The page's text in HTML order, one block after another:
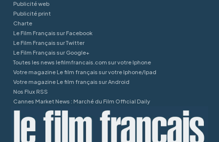
Publicité web
Publicité print
Charte
Le Film Français sur Facebook
Le Film Français sur Twitter
Le Film Français sur Google+
Toutes les news lefilmfrancais.com sur votre Iphone
Votre magazine Le film français sur votre Iphone/Ipad
Votre magazine Le film français sur Android
Nos Flux RSS
Cannes Market News : Marché du Film Official Daily